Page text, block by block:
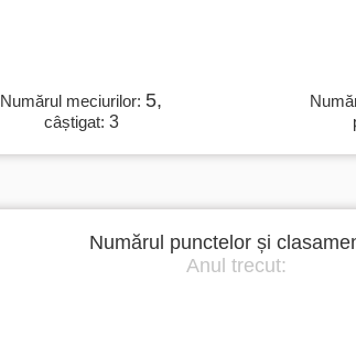
Numărul meciurilor: 5,
câștigat: 3
Numărul punctelor și
Anul trecut: